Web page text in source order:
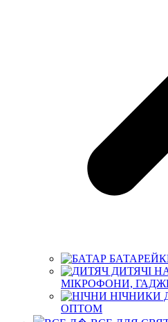
ДИТЯЧІ
МІКРОФОНИ,
НІЧНИКИ
ОПТОМ